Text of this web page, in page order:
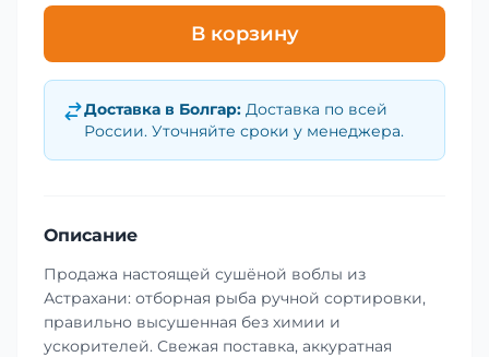
В корзину
Доставка в Болгар: Доставка по всей
России. Уточняйте сроки у менеджера.
Описание
Продажа настоящей сушёной воблы из
Астрахани: отборная рыба ручной сортировки,
правильно высушенная без химии и
ускорителей. Свежая поставка, аккуратная